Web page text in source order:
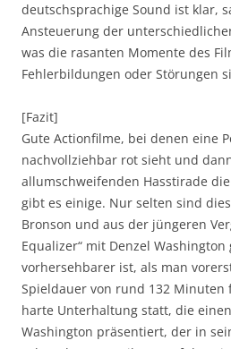
deutschsprachige Sound ist klar,
Ansteuerung der
was die rasanten Momente des
Fehlerbildungen oder Störungen
[Fazit]
Gute Actionfilme, bei denen eine
nachvollziehbar rot sieht und
allumschweifenden Hasstirade
gibt es einige. Nur selten sind
Bronson und aus der jüngeren
Equalizer“ mit Denzel
vorhersehbarer ist, als man
Spieldauer von rund 132 Minuten
harte Unterhaltung statt, die
Washington präsentiert, der in